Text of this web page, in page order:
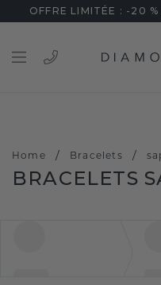
OFFRE LIMITÉE : -20
Home / Bracelets /
BRACELETS